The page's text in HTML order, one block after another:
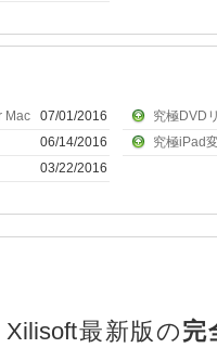
Mac 07/01/2016
究極DVD
06/14/2016
究極iPad
03/22/2016
最新版の完